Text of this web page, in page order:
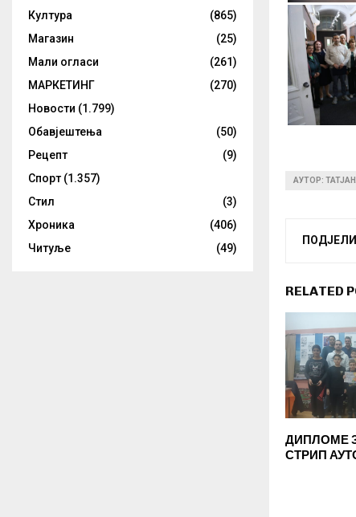
АУТОР:
ПОДЈЕЛИ
RELATED
ДИПЛОМЕ
СТРИП
Култура
(865)
Магазин
(25)
Мали огласи
(261)
МАРКЕТИНГ
(270)
Новости (1.799)
Обавјештења
(50)
Рецепт
(9)
Спорт (1.357)
Стил
(3)
Хроника
(406)
Читуље
(49)